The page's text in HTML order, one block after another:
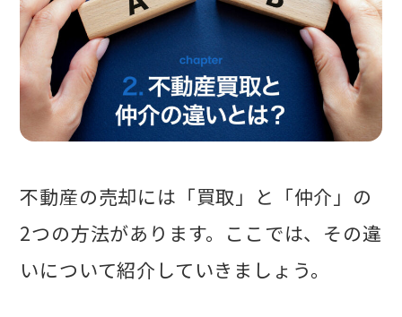
不動産の売却には「買取」と「仲介」の
2つの方法があります。ここでは、その違
いについて紹介していきましょう。